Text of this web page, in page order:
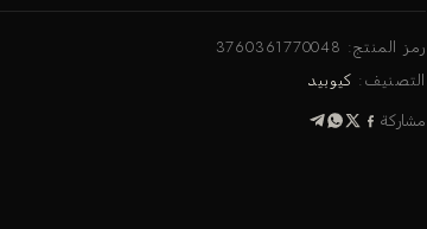
رمز المنتج: 3760361770048
التصنيف: كيوبيد
مشاركة